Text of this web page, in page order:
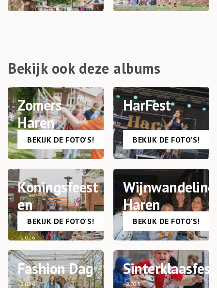
Bekijk ook deze albums
Zomers
Haren
- 2026BEKIJK DE FOTO’S!
HarFest
-
BEKIJK DE FOTO’S!
Koningsfeest
en
Koningsdag
- 2026
BEKIJK DE FOTO’S!
Wijnwandeling
Haren
- 2026BEKIJK DE FOTO’S!
Fashion Dag
- 2026 - 2025